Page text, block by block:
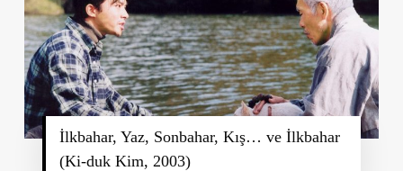
İlkbahar, Yaz, Sonbahar, Kış… ve İlkbahar
(Ki-duk Kim, 2003)